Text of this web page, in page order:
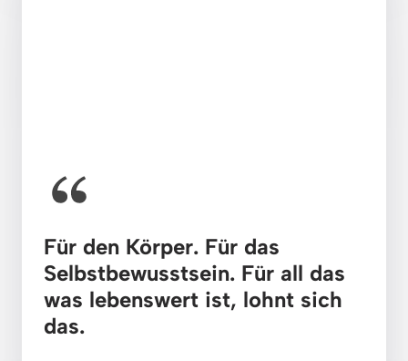
Für den Körper. Für das
Selbstbewusstsein. Für all
was lebenswert ist, lohnt
das.